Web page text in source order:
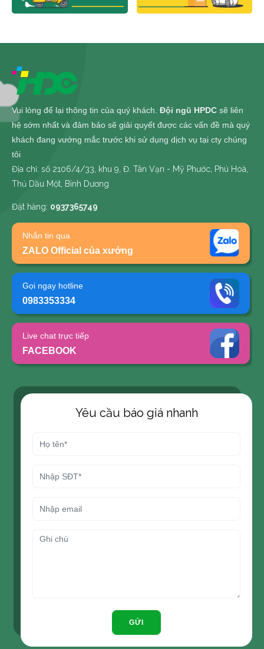
Vui lòng để lại thông tin của quý khách. Đội ngũ HPDC sẽ liên
hệ sớm nhất và đảm bảo sẽ giải quyết được các vấn đề mà quý
khách đang vướng mắc trước khi sử dụng dịch vụ tại cty chúng
tôi
Địa chỉ: số 2106/4/33, khu 9, Đ. Tân Vạn - Mỹ Phước, Phú Hoà,
Thủ Dầu Một, Bình Dương
Đặt hàng: 0937365749
Nhắn tin qua
ZALO Official của xưởng
Gọi ngay hotline
0983353334
Live chat trực tiếp
FACEBOOK
Yêu cầu báo giá nhanh
GỬI